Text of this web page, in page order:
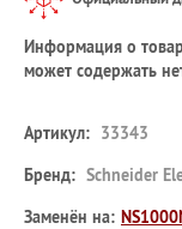
Информация о
может содержать
Артикул: 33343
Бренд: Schneider
Заменён на: